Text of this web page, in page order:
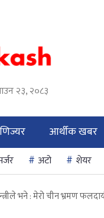
२३, २०८३
आर्थीक खबर
अटो शेयर
भने : मेरो चीन भ्रमण